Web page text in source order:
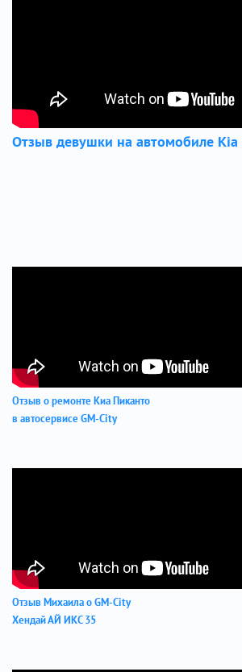
Отзыв девушки на автомобиле Kia
Отзыв о ремонте Киа Пиканто
в автосервисе GM-City
Отзыв Михаила о GM-City
Хендай АЙ ИКС 35